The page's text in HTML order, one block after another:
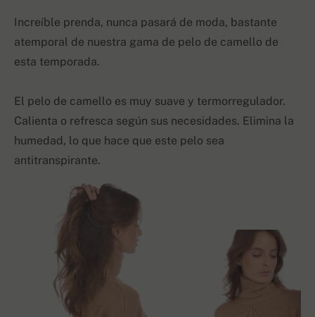
Increíble prenda, nunca pasará de moda, bastante
atemporal de nuestra gama de pelo de camello de
esta temporada.
El pelo de camello es muy suave y termorregulador.
Calienta o refresca según sus necesidades. Elimina la
humedad, lo que hace que este pelo sea
antitranspirante.